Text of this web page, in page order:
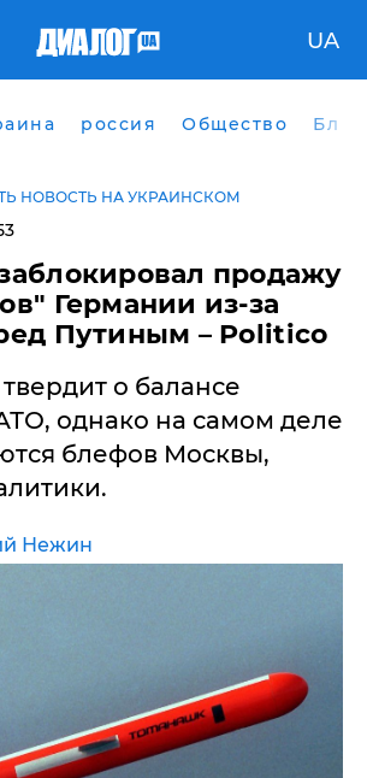
UA
россия Общество
НОВОСТЬ НА УКРАИНСКОМ
продажу
Германии из-за
Путиным – Politico
о балансе
однако на самом деле
блефов Москвы,
Нежин